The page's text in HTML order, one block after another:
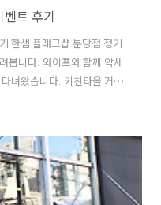
트 후기
한샘 플래그샵 분당점 정기
봅니다. 와이프와 함께 악세
녀왔습니다. 키친타올 거치
놓을만한 소품들에 눈이 많
았습니다. 참고로 3월 2일부
세일을 한다고 합니다. 그
트도 있더군요. 하필 방문한
샘 플래그샵 분당점에 들